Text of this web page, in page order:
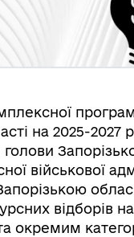
на 2025-
військової
відборів
окремим